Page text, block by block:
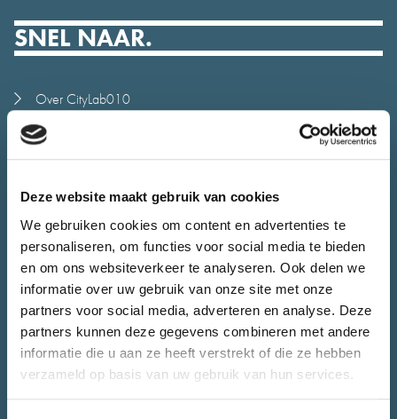
Deze website maakt gebruik van cookies
We gebruiken cookies om content en advertenties te
personaliseren, om functies voor social media te bieden
en om ons websiteverkeer te analyseren. Ook delen we
informatie over uw gebruik van onze site met onze
partners voor social media, adverteren en analyse. Deze
partners kunnen deze gegevens combineren met andere
informatie die u aan ze heeft verstrekt of die ze hebben
verzameld op basis van uw gebruik van hun services.
SNEL NAAR.
Over CityLab010
Meedoen
Nieuws
Juryrapport
Contact
CONTACT.